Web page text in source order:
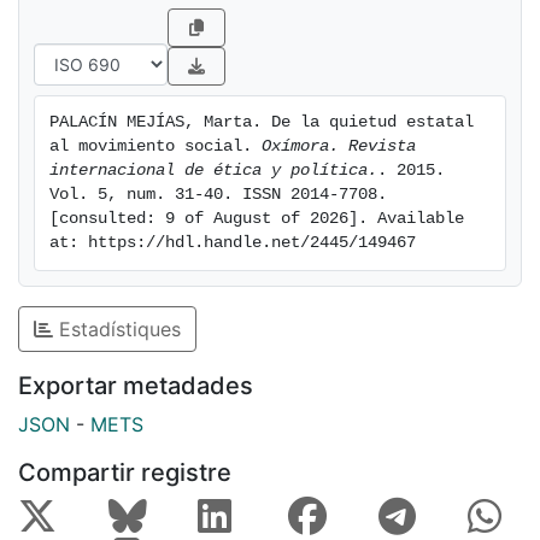
PALACÍN MEJÍAS, Marta. De la quietud estatal
al movimiento social. Oxímora. Revista
internacional de ética y política. . 2015.
Vol. 5, num. 31-40. ISSN 2014-7708.
[consulted: 9 of August of 2026]. Available
at: https://hdl.handle.net/2445/149467
Estadístiques
Exportar metadades
JSON - METS
Compartir registre